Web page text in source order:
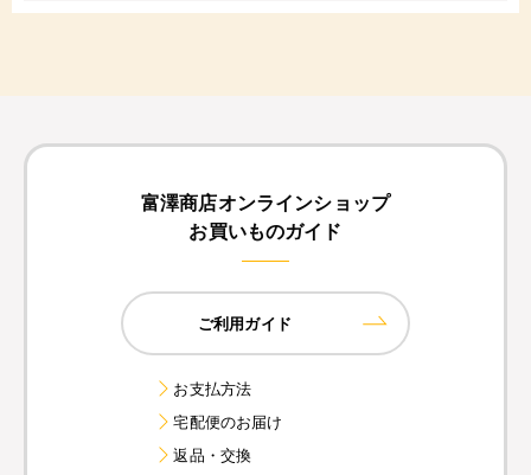
富澤商店オンラインショップ
お買いものガイド
ご利用ガイド
お支払方法
宅配便のお届け
返品・交換